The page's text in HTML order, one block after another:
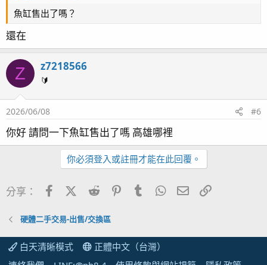
魚缸售出了嗎？
還在
Z z7218566
🔰
2026/06/08 #6
你好 請問一下魚缸售出了嗎 高雄哪裡
你必須登入或註冊才能在此回覆。
分享： FacebookX (Twitter)
Reddit PinterestTumblrWhatsApp電子郵件
硬體二手交易-出售/交換區
白天清晰模式
正體中文（台灣）